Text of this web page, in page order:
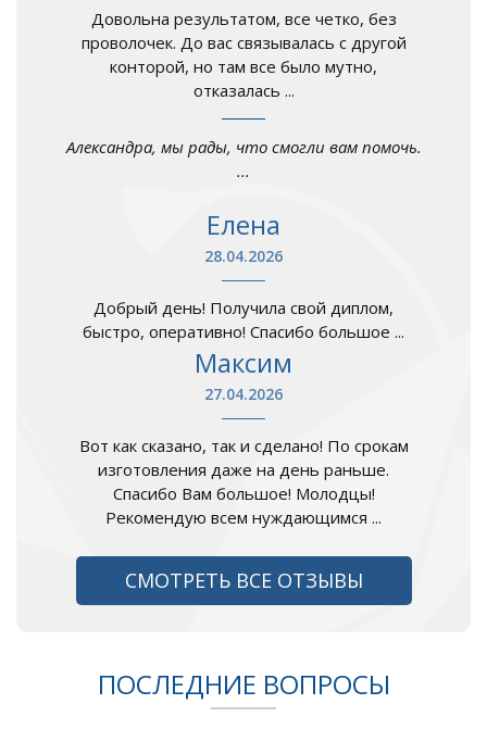
Довольна результатом, все четко, без
проволочек. До вас связывалась с другой
конторой, но там все было мутно,
отказалась ...
Александра, мы рады, что смогли вам помочь.
...
Елена
28.04.2026
Добрый день! Получила свой диплом,
быстро, оперативно! Спасибо большое ...
Максим
27.04.2026
Вот как сказано, так и сделано! По срокам
изготовления даже на день раньше.
Спасибо Вам большое! Молодцы!
Рекомендую всем нуждающимся ...
СМОТРЕТЬ ВСЕ ОТЗЫВЫ
ПОСЛЕДНИЕ ВОПРОСЫ